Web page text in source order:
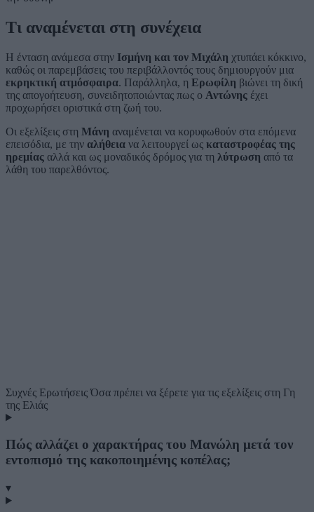
Τι αναμένεται στη συνέχεια
Η ένταση ανάμεσα στην Ισμήνη και τον Μιχάλη χτυπάει κόκκινο,
καθώς οι παρεμβάσεις του περιβάλλοντός τους δημιουργούν μια
εκρηκτική ατμόσφαιρα. Παράλληλα, η Ερωφίλη βιώνει τη δική
της απογοήτευση, συνειδητοποιώντας πως ο Αντώνης έχει
προχωρήσει οριστικά στη ζωή του.
Οι εξελίξεις στη Μάνη αναμένεται να κορυφωθούν στα επόμενα
επεισόδια, με την αλήθεια να λειτουργεί ως καταστροφέας της
ηρεμίας αλλά και ως μοναδικός δρόμος για τη λύτρωση από τα
λάθη του παρελθόντος.
Συχνές ΕρωτήσειςΌσα πρέπει να ξέρετε για τις εξελίξεις στη Γη
της Ελιάς
Πώς αλλάζει ο χαρακτήρας του Μανώλη μετά τον
εντοπισμό της κακοποιημένης κοπέλας;
▾